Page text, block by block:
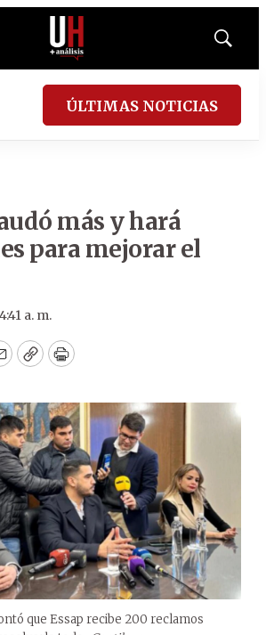
Mostrar
ÚLTIMAS NOTICIAS
más y hará
para mejorar el
a. m.
CopyPrint
que Essap recibe 200 reclamos